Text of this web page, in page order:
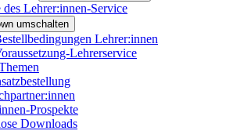
des Lehrer:innen-Service
umschalten
Lehrer:innen
Lehrerservice
Prospekte
Downloads